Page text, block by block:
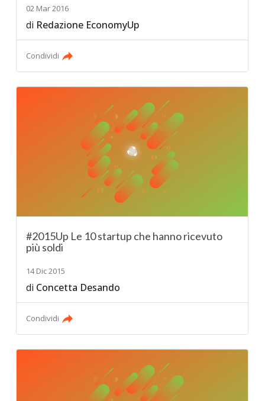
02 Mar 2016
di Redazione EconomyUp
Condividi
#2015Up Le 10 startup che hanno ricevuto
più soldi
14 Dic 2015
di Concetta Desando
Condividi